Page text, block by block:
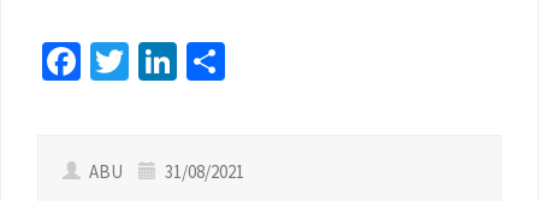
Facebook
TwitterLinkedIn
ABU
31/08/2021